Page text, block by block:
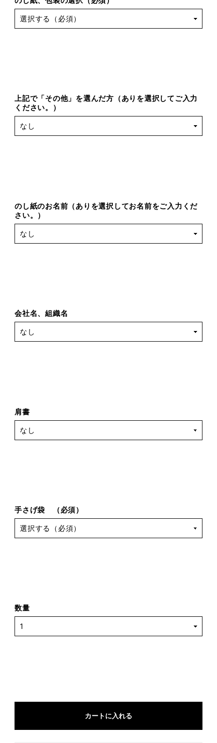
上記で「その他」を選んだ方（ありを選択してご入力
ください。）
のし紙のお名前（ありを選択してお名前をご入力くだ
さい。）
会社名、組織名
肩書
手さげ袋 （必須）
数量
カートに入れる